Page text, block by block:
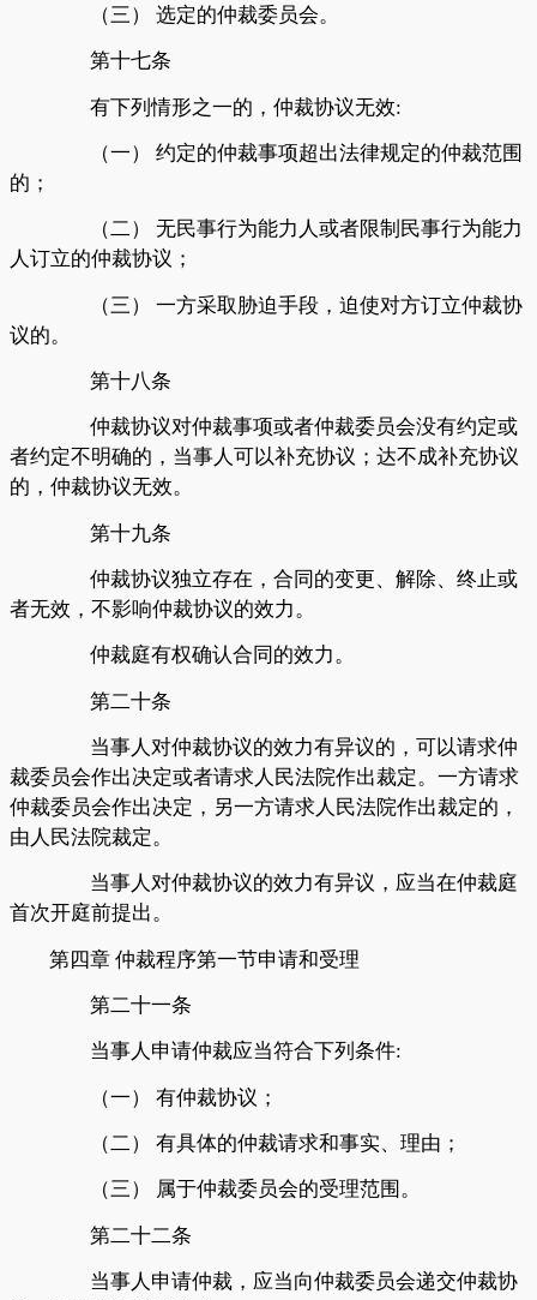
（三） 选定的仲裁委员会。
第十七条
有下列情形之一的，仲裁协议无效:
（一）
约定的仲裁事项超出法律规定的仲裁范围
的；
（二）
无民事行为能力人或者限制民事行为能力
人订立的仲裁协议；
（三）
一方采取胁迫手段，迫使对方订立仲裁协
议的。
第十八条
仲裁协议对仲裁事项或者仲裁委员会没有约定或
者约定不明确的，当事人可以补充协议；达不成补充协议
的，仲裁协议无效。
第十九条
仲裁协议独立存在，合同的变更、解除、终止或
者无效，不影响仲裁协议的效力。
仲裁庭有权确认合同的效力。
第二十条
当事人对仲裁协议的效力有异议的，可以请求仲
裁委员会作出决定或者请求人民法院作出裁定。一方请求
仲裁委员会作出决定，另一方请求人民法院作出裁定的，
由人民法院裁定。
当事人对仲裁协议的效力有异议，应当在仲裁庭
首次开庭前提出。
第四章 仲裁程序第一节申请和受理
第二十一条
当事人申请仲裁应当符合下列条件:
（一） 有仲裁协议；
（二） 有具体的仲裁请求和事实、理由；
（三） 属于仲裁委员会的受理范围。
第二十二条
当事人申请仲裁，应当向仲裁委员会递交仲裁协